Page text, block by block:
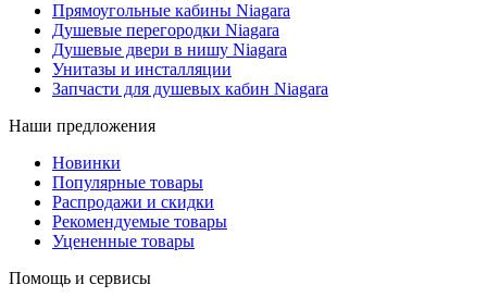
Прямоугольные кабины Niagara
Душевые перегородки Niagara
Душевые двери в нишу Niagara
Унитазы и инсталляции
Запчасти для душевых кабин Niagara
Наши предложения
Новинки
Популярные товары
Распродажи и скидки
Рекомендуемые товары
Уцененные товары
Помощь и сервисы